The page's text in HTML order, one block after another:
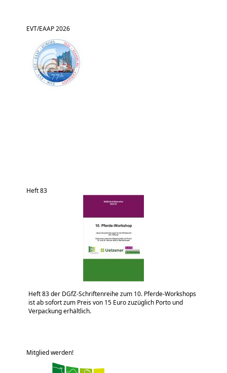
EVT/EAAP 2026
Heft 83
Heft 83 der DGfZ-Schriftenreihe zum 10. Pferde-Workshops
ist ab sofort zum Preis von 15 Euro zuzüglich Porto und
Verpackung erhältlich.
Mitglied werden!